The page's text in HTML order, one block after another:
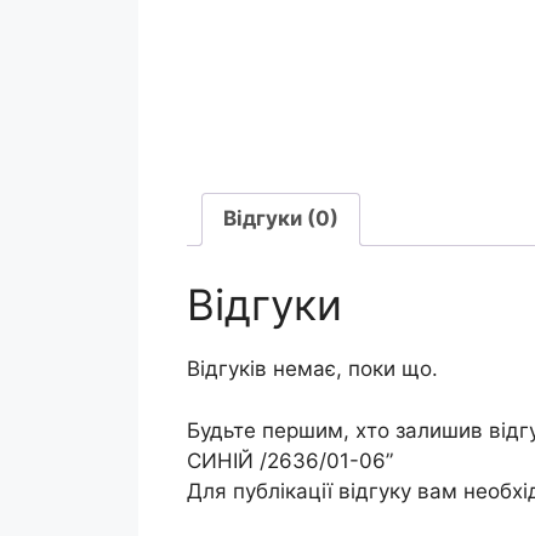
Відгуки (0)
Відгуки
Відгуків немає, поки що.
Будьте першим, хто залишив
СИНІЙ /2636/01-06”
Для публікації відгуку вам